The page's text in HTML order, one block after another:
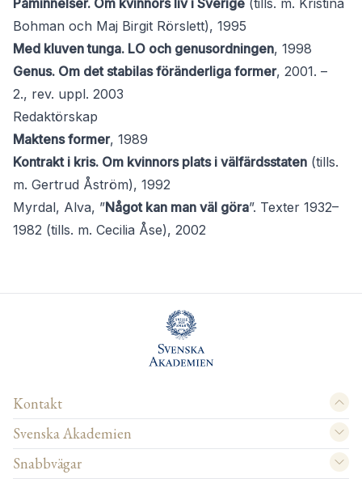
Påminnelser. Om kvinnors liv i Sverige (tills. m. Kristina
Bohman och Maj Birgit Rörslett), 1995
Med kluven tunga. LO och genusordningen, 1998
Genus. Om det stabilas föränderliga former, 2001. –
2., rev. uppl. 2003
Redaktörskap
Maktens former, 1989
Kontrakt i kris. Om kvinnors plats i välfärdsstaten (tills.
m. Gertrud Åström), 1992
Myrdal, Alva, ”Något kan man väl göra”. Texter 1932–
1982 (tills. m. Cecilia Åse), 2002
Kontakt
Svenska Akademien
Snabbvägar